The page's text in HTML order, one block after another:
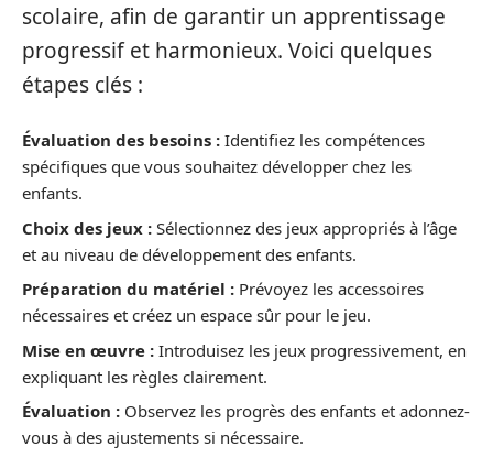
scolaire, afin de garantir un apprentissage
progressif et harmonieux. Voici quelques
étapes clés :
Évaluation des besoins : Identifiez les compétences
spécifiques que vous souhaitez développer chez les
enfants.
Choix des jeux : Sélectionnez des jeux appropriés à l’âge
et au niveau de développement des enfants.
Préparation du matériel : Prévoyez les accessoires
nécessaires et créez un espace sûr pour le jeu.
Mise en œuvre : Introduisez les jeux progressivement, en
expliquant les règles clairement.
Évaluation : Observez les progrès des enfants et adonnez-
vous à des ajustements si nécessaire.